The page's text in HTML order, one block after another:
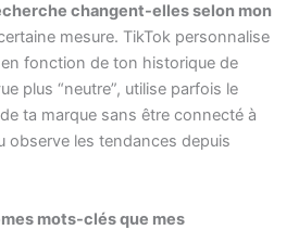
changent-elles selon mon
mesure. TikTok personnalise
fonction de ton historique de
plus “neutre”, utilise parfois le
ta marque sans être connecté à
observe les tendances depuis
mots-clés que mes